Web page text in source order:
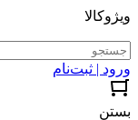
ویژوکالا
ورود | ثبت‌نام
بستن